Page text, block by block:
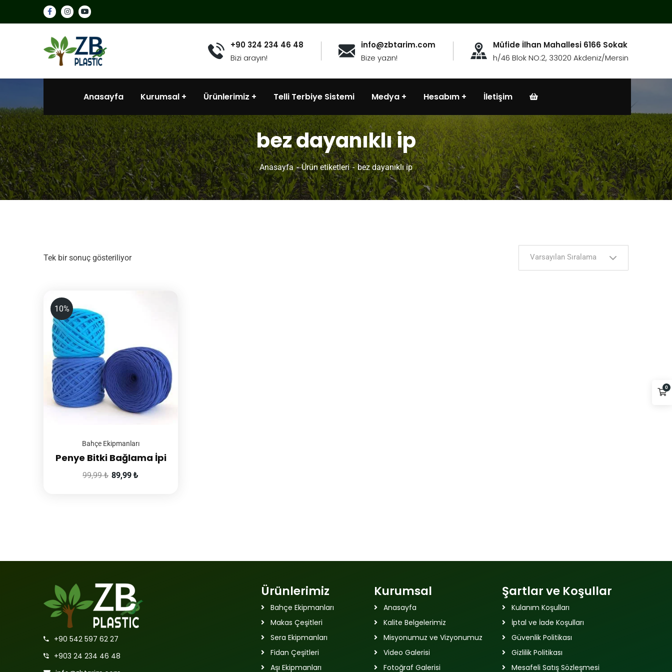
+90 324 234 46 48
Bizi arayın!
info@zbtarim.com
Bize yazın!
Müfide İlhan Mahallesi 6166 Sokak
h/46 Blok NO:2, 33020 Akdeniz/Mersin
Anasayfa Kurumsal Ürünlerimiz Telli Terbiye Sistemi Medya Hesabım İletişim
bez dayanıklı ip
Anasayfa Ürün etiketleri bez dayanıklı ip
Tek bir sonuç gösteriliyor Varsayılan Sıralama
10%
Bahçe Ekipmanları
Penye Bitki Bağlama İpi
99,99₺ 89,99 ₺
+90 542 597 62 27
+903 24 234 46 48
Ürünlerimiz
Bahçe Ekipmanları
Makas Çeşitleri
Sera Ekipmanları
Fidan Çeşitleri
Aşı Ekipmanları
Kurumsal
Anasayfa
Kalite Belgelerimiz
Misyonumuz ve Vizyonumuz
Video Galerisi
Fotoğraf Galerisi
Şartlar ve Koşullar
Kulanım Koşulları
İptal ve İade Koşulları
Güvenlik Politikası
Gizlilik Politikası
Mesafeli Satış Sözleşmesi
0